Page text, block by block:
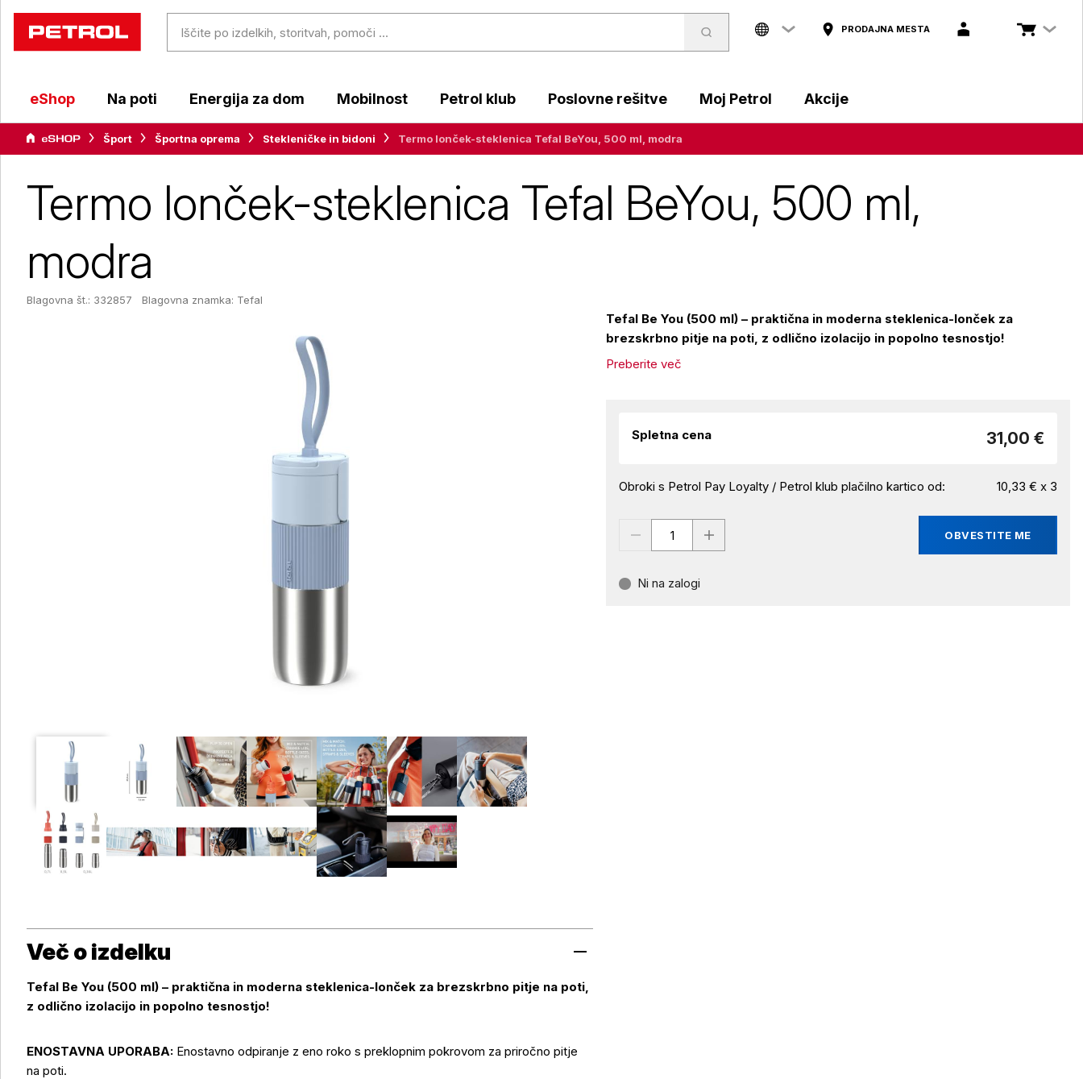
PRODAJNA MESTA
eShop Na poti Energija za dom Mobilnost Petrol klub Poslovne rešitve Moj Petrol Akcije
Šport Športna oprema Stekleničke in bidoni Termo lonček-steklenica Tefal BeYou, 500 ml, modra
Termo lonček-steklenica Tefal BeYou, 500 ml,
modra
Blagovna št.: 332857 Blagovna znamka: Tefal
Tefal Be You (500 ml) – praktična in moderna steklenica-lonček za
brezskrbno pitje na poti, z odlično izolacijo in popolno tesnostjo!
Preberite več
Spletna cena 31,00 €
Obroki s Petrol Pay Loyalty / Petrol klub plačilno kartico od: 10,33 € x 3
OBVESTITE ME
Ni na zalogi
Več o izdelku
Tefal Be You (500 ml) – praktična in moderna steklenica-lonček za brezskrbno pitje na poti,
z odlično izolacijo in popolno tesnostjo!
ENOSTAVNA UPORABA: Enostavno odpiranje z eno roko s preklopnim pokrovom za priročno pitje
na poti.